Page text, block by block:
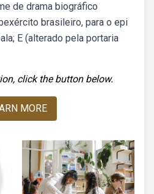
de drama biográfico
brasileiro, para o epi
E (alterado pela portaria
click the button below.
MORE